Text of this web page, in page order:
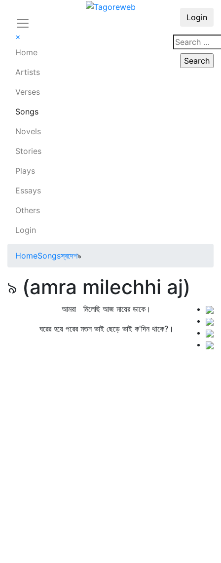
×
Home
Artists
Verses
Songs
Novels
Stories
Plays
Essays
Others
Login
Login
HomeSongsস্বদেশ৯
৯ (amra milechhi aj)
আমরা মিলেছি আজ মায়ের ডাকে।
ঘরের হয়ে পরের মতন ভাই ছেড়ে ভাই ক'দিন থাকে?।